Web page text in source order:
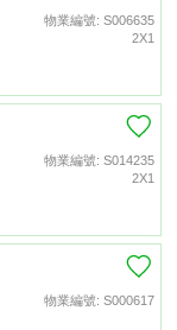
物業編號: S006635
2X1
物業編號: S014235
2X1
物業編號: S000617